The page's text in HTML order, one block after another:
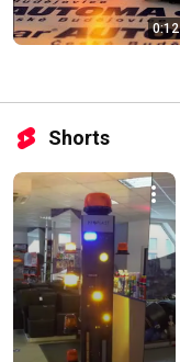
0:12
Shorts